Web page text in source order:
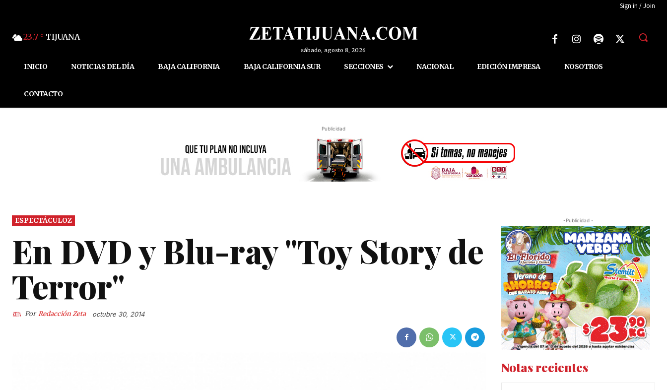
Sign in / Join
23.7 C TIJUANA
sábado, agosto 8, 2026
INICIO NOTICIAS DEL DÍA BAJA CALIFORNIA BAJA CALIFORNIA SUR SECCIONES NACIONAL EDICIÓN IMPRESA NOSOTROS
CONTACTO
Publicidad
ESPECTÁCULOZ
En DVD y Blu-ray "Toy Story de
Terror"
Por Redacción Zeta octubre 30, 2014
-Publicidad -
Notas recientes